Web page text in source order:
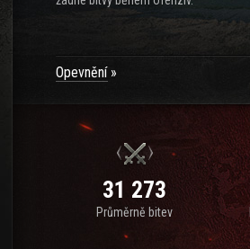
Opevnění
31 273
Průměrně bitev